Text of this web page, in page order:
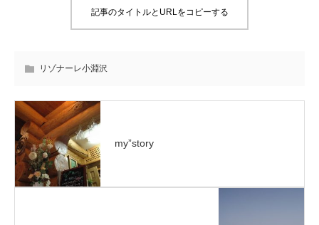
記事のタイトルとURLをコピーする
リゾナーレ小淵沢
my”story